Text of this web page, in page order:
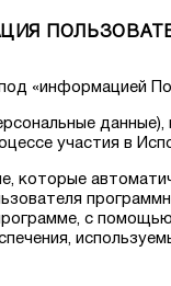
«информацией
участия в
которые
с